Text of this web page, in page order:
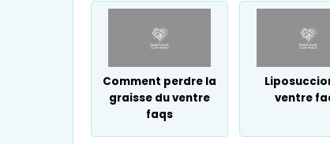
Comment perdre la
graisse du ventre
faqs
ventre